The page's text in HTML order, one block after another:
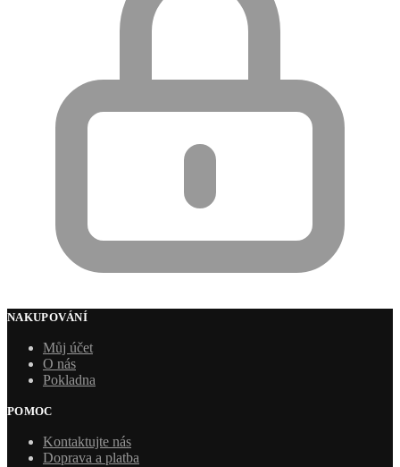
NAKUPOVÁNÍ
Můj účet
O nás
Pokladna
POMOC
Kontaktujte nás
Doprava a platba